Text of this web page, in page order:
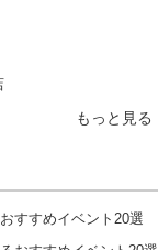
もっと見る
すすめイベント20選